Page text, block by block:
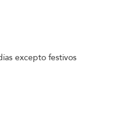
excepto festivos